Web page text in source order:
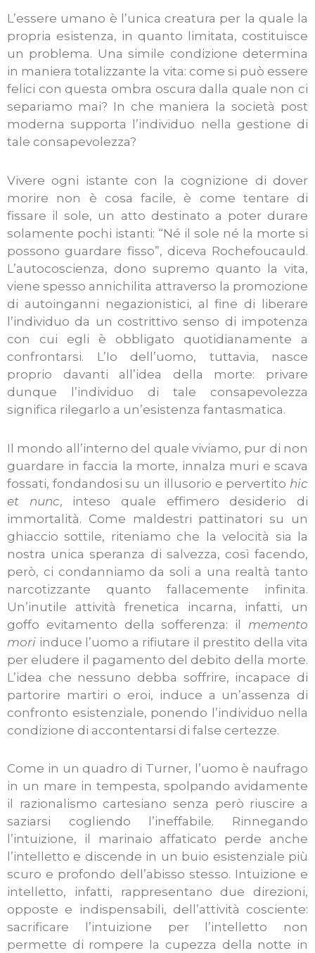
L’essere umano è l’unica creatura per la quale la
propria esistenza, in quanto limitata, costituisce
un problema. Una simile condizione determina
in maniera totalizzante la vita: come si può essere
felici con questa ombra oscura dalla quale non ci
separiamo mai? In che maniera la società post
moderna supporta l’individuo nella gestione di
tale consapevolezza?
Vivere ogni istante con la cognizione di dover
morire non è cosa facile, è come tentare di
fissare il sole, un atto destinato a poter durare
solamente pochi istanti: “Né il sole né la morte si
possono guardare fisso”, diceva Rochefoucauld.
L’autocoscienza, dono supremo quanto la vita,
viene spesso annichilita attraverso la promozione
di autoinganni negazionistici, al fine di liberare
l’individuo da un costrittivo senso di impotenza
con cui egli è obbligato quotidianamente a
confrontarsi. L’Io dell’uomo, tuttavia, nasce
proprio davanti all’idea della morte: privare
dunque l’individuo di tale consapevolezza
significa rilegarlo a un’esistenza fantasmatica.
Il mondo all’interno del quale viviamo, pur di non
guardare in faccia la morte, innalza muri e scava
fossati, fondandosi su un illusorio e pervertito hic
et nunc, inteso quale effimero desiderio di
immortalità. Come maldestri pattinatori su un
ghiaccio sottile, riteniamo che la velocità sia la
nostra unica speranza di salvezza, così facendo,
però, ci condanniamo da soli a una realtà tanto
narcotizzante quanto fallacemente infinita.
Un’inutile attività frenetica incarna, infatti, un
goffo evitamento della sofferenza: il memento
mori induce l’uomo a rifiutare il prestito della vita
per eludere il pagamento del debito della morte.
L’idea che nessuno debba soffrire, incapace di
partorire martiri o eroi, induce a un’assenza di
confronto esistenziale, ponendo l’individuo nella
condizione di accontentarsi di false certezze.
Come in un quadro di Turner, l’uomo è naufrago
in un mare in tempesta, spolpando avidamente
il razionalismo cartesiano senza però riuscire a
saziarsi cogliendo l’ineffabile. Rinnegando
l’intuizione, il marinaio affaticato perde anche
l’intelletto e discende in un buio esistenziale più
scuro e profondo dell’abisso stesso. Intuizione e
intelletto, infatti, rappresentano due direzioni,
opposte e indispensabili, dell’attività cosciente:
sacrificare l’intuizione per l’intelletto non
permette di rompere la cupezza della notte in